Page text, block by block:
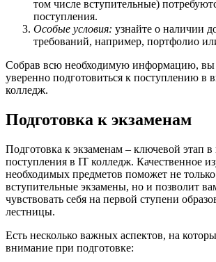
том числе вступительные)
поступления.
Особые условия: узнайте о наличии
требований, например, портфолио
Собрав всю необходимую информацию, вы
уверенно подготовиться к поступлению в
колледж.
Подготовка к экзаменам
Подготовка к экзаменам – ключевой этап в
поступления в IT колледж. Качественное
необходимых предметов поможет не
вступительные экзамены, но и позволит
чувствовать себя на первой ступени
лестницы.
Есть несколько важных аспектов, на
внимание при подготовке: